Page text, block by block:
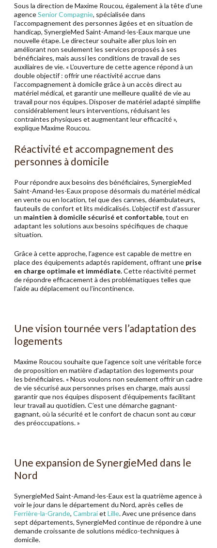
Sous la direction de Maxime Roucou, également à la tête d’une
agenceSenior Compagnie, spécialisée dans
l’accompagnement des personnes âgées et en situation de
handicap, SynergieMed Saint-Amand-les-Eaux marque une
nouvelle étape. Le directeur souhaite aller plus loin en
améliorant non seulement les services proposés à ses
bénéficiaires, mais aussi les conditions de travail de ses
auxiliaires de vie. « L’ouverture de cette agence répond à un
double objectif : offrir une réactivité accrue dans
l’accompagnement à domicile grâce à un accès direct au
matériel médical, et garantir une meilleure qualité de vie au
travail pour nos équipes. Disposer de matériel adapté simplifie
considérablement leurs interventions, réduisant les
contraintes physiques et augmentant leur efficacité »,
explique Maxime Roucou.
Réactivité et accompagnement des
personnes à domicile
Pour répondre aux besoins des bénéficiaires, SynergieMed
Saint-Amand-les-Eaux propose désormais du matériel médical
en vente ou en location, tel que des cannes, déambulateurs,
fauteuils de confort et lits médicalisés. L’objectif est d’assurer
un maintien à domicile sécurisé et confortable, tout en
adaptant les solutions aux besoins spécifiques de chaque
situation.
Grâce à cette approche, l’agence est capable de mettre en
place des équipements adaptés rapidement, offrant une prise
en charge optimale et immédiate.Cette réactivité permet
de répondre efficacement à des problématiques telles que
l’aide au déplacement ou l’incontinence.
Une vision tournée vers l’adaptation des
logements
Maxime Roucou souhaite que l’agence soit une véritable force
de proposition en matière d’adaptation des logements pour
les bénéficiaires. « Nous voulons non seulement offrir un cadre
de vie sécurisé aux personnes prises en charge, mais aussi
garantir que nos équipes disposent d’équipements facilitant
leur travail au quotidien. C’est une démarche gagnant-
gagnant, où la sécurité et le confort de chacun sont au cœur
des préoccupations. »
Une expansion de SynergieMed dans le
Nord
SynergieMed Saint-Amand-les-Eaux est la quatrième agence à
voir le jour dans le département du Nord, après celles de
Ferrière-la-Grande,CambraietLille. Avec une présence dans
sept départements, SynergieMed continue de répondre à une
demande croissante de solutions médico-techniques à
domicile.